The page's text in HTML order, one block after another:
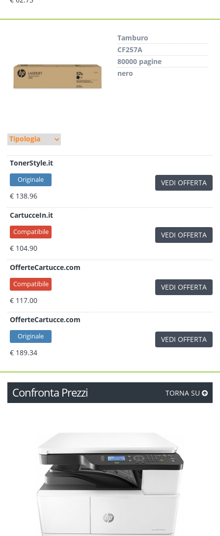
Tamburo
CF257A
80000 pagine
nero
TonerStyle.it
Originale
€ 138.96
VEDI OFFERTA
CartucceIn.it
Compatibile
€ 104.90
VEDI OFFERTA
OfferteCartucce.com
Compatibile
€ 117.00
VEDI OFFERTA
OfferteCartucce.com
Originale
€ 189.34
VEDI OFFERTA
Confronta Prezzi TORNA SU